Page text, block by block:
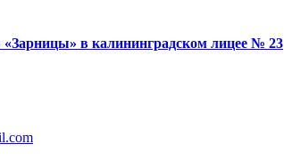
в калининградском лицее № 23